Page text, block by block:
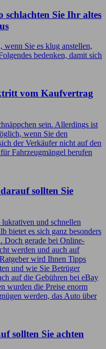
schlachten Sie Ihr altes
Sie es klug anstellen,
bedenken, damit sich
vom Kaufvertrag
sein. Allerdings ist
wenn Sie den
der Verkäufer nicht auf den
Fahrzeugmängel berufen
sollten Sie
und schnellen
bietet es sich ganz besonders
Doch gerade bei Online-
werden und auch auf
wird Ihnen Tipps
und wie Sie Betrüger
auf die Gebühren bei eBay
wurden die Preise enorm
werden, das Auto über
sollten Sie achten